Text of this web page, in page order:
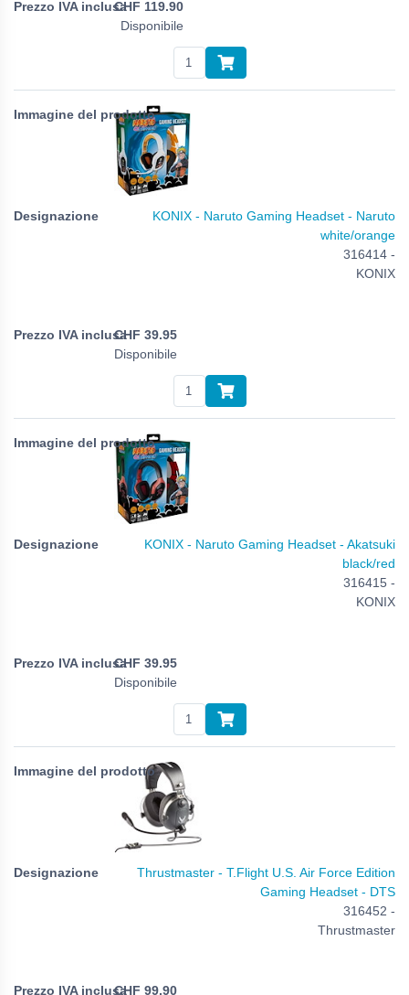
CHF 119.90
Disponibile
KONIX - Naruto Gaming Headset - Naruto
white/orange
316414 -
KONIX
CHF 39.95
Disponibile
KONIX - Naruto Gaming Headset - Akatsuki
black/red
316415 -
KONIX
CHF 39.95
Disponibile
Thrustmaster - T.Flight U.S. Air Force Edition
Gaming Headset - DTS
316452 -
Thrustmaster
CHF 99.90